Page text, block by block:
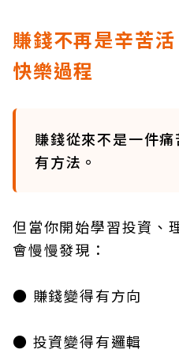
賺錢不再是辛苦
快樂過程
賺錢從來不是一件
有方法。
但當你開始學習投資、
會慢慢發現：
● 賺錢變得有方向
● 投資變得有邏輯